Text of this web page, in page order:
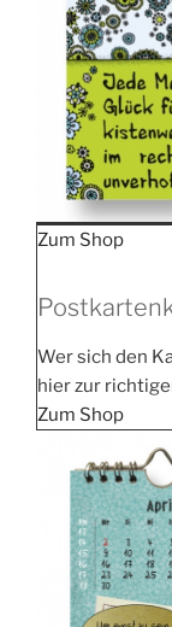
Zum Shop
Wer sich den
hier zur
Zum Shop